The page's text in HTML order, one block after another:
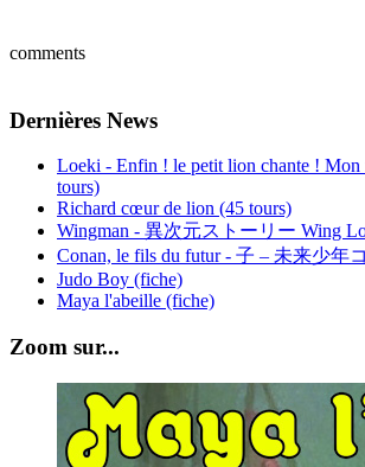
comments
Dernières News
Loeki - Enfin ! le petit lion chante ! Mon
tours)
Richard cœur de lion (45 tours)
Wingman - 異次元ストーリー Wing
Conan, le fils du futur - 子 – 未来少年
Judo Boy (fiche)
Maya l'abeille (fiche)
Zoom sur...